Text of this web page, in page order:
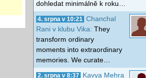
dohledat minimálně k roku…
4. srpna v 10:21
Chanchal
Rani v klubu Vika: They
transform ordinary
moments into extraordinary
memories. We curate…
2. srpna v 8:37
Kavya Mehra